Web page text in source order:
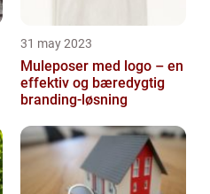
31 may 2023
Muleposer med logo – en
effektiv og bæredygtig
branding-løsning